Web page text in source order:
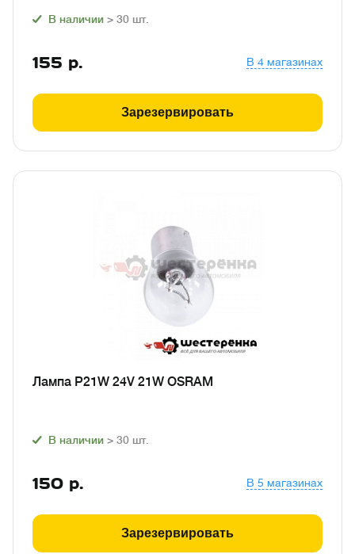
В наличии > 30 шт.
155 р. В 4 магазинах
Зарезервировать
Лампа P21W 24V 21W OSRAM
В наличии > 30 шт.
150 р. В 5 магазинах
Зарезервировать